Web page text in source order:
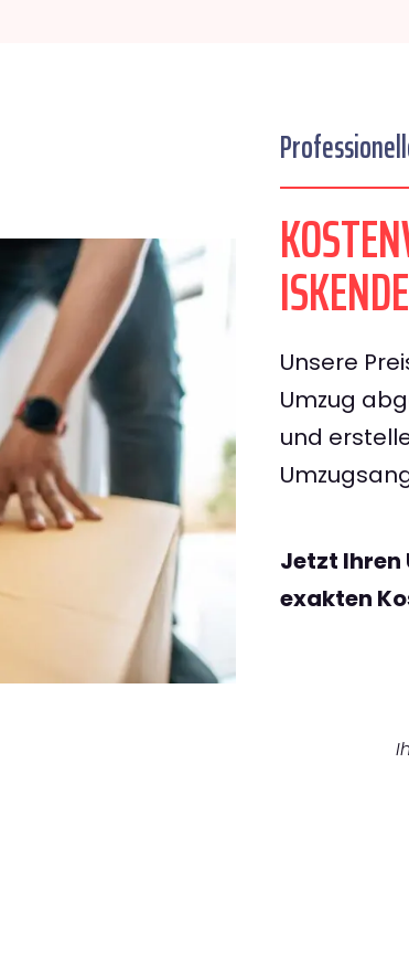
Unsere
Umzug
und
Jetzt Ihren
exakten